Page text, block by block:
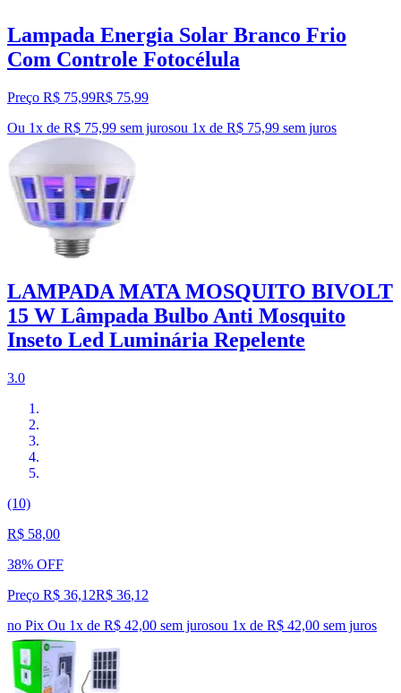
Lampada Energia Solar Branco Frio
Com Controle Fotocélula
Preço R$ 75,99R$ 75,99
Ou 1x de R$ 75,99 sem jurosou 1x de R$ 75,99 sem juros
LAMPADA MATA MOSQUITO BIVOLT
15 W Lâmpada Bulbo Anti Mosquito
Inseto Led Luminária Repelente
3.0
(10)
R$ 58,00
38% OFF
Preço R$ 36,12R$ 36,12
no Pix Ou 1x de R$ 42,00 sem jurosou 1x de R$ 42,00 sem juros